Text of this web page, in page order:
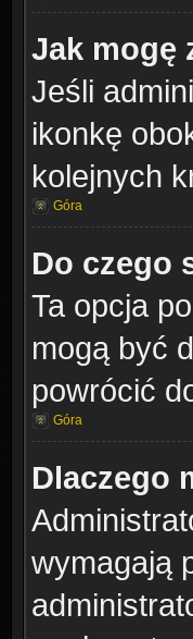
Jak mogę
Jeśli
ikonkę
kolejnych
Góra
Do czego
Ta opcja
mogą być
powrócić
Góra
Dlaczego
wymagają